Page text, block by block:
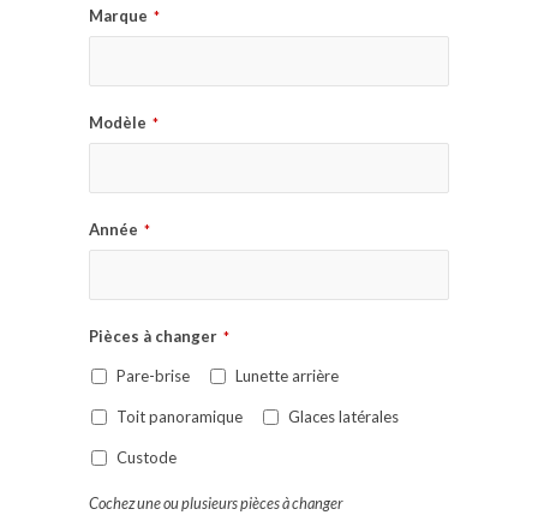
Marque *
Modèle *
Année *
Pièces à changer *
Pare-brise Lunette arrière
Toit panoramique Glaces latérales
Custode
Cochez une ou plusieurs pièces à changer